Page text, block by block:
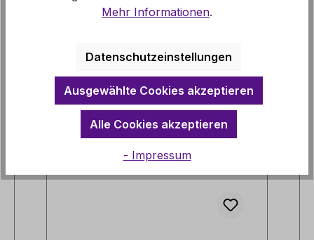
Produktgalerie überspringen
Vergleichbare Artikel
Mehr Informationen.
Datenschutzeinstellungen
Ausgewählte Cookies akzeptieren
Alle Cookies akzeptieren
- Impressum